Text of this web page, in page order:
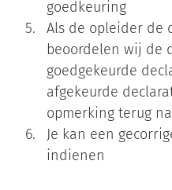
goedkeuring
Als de opleider de
beoordelen wij de
goedgekeurde
afgekeurde
opmerking terug
Je kan een
indienen